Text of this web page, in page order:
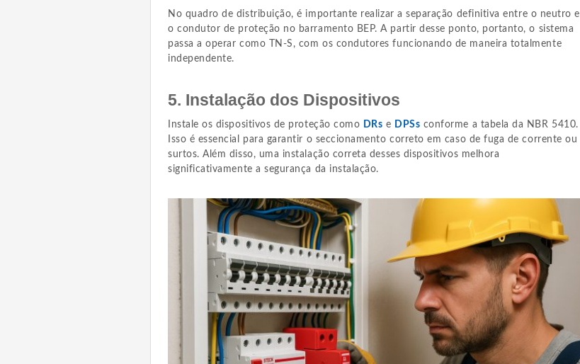
No quadro de distribuição, é importante realizar a separação definitiva entre o neutro e
o condutor de proteção no barramento BEP. A partir desse ponto, portanto, o sistema
passa a operar como TN-S, com os condutores funcionando de maneira totalmente
independente.
5. Instalação dos Dispositivos
Instale os dispositivos de proteção como DRs e DPSs conforme a tabela da NBR 5410.
Isso é essencial para garantir o seccionamento correto em caso de fuga de corrente ou
surtos. Além disso, uma instalação correta desses dispositivos melhora
significativamente a segurança da instalação.